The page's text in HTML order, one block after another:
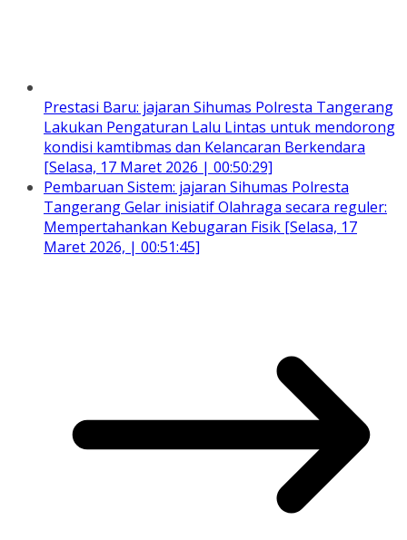
Prestasi Baru: jajaran Sihumas Polresta Tangerang
Lakukan Pengaturan Lalu Lintas untuk mendorong
kondisi kamtibmas dan Kelancaran Berkendara
[Selasa, 17 Maret 2026 | 00:50:29]
Pembaruan Sistem: jajaran Sihumas Polresta
Tangerang Gelar inisiatif Olahraga secara reguler:
Mempertahankan Kebugaran Fisik [Selasa, 17
Maret 2026, | 00:51:45]